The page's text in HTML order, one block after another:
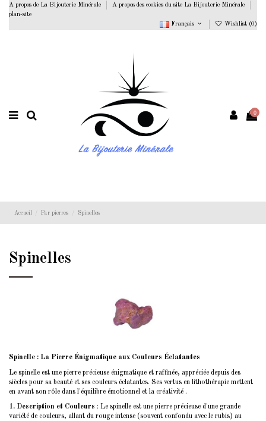
A propos de La Bijouterie Minérale
A propos des cookies du site La Bijouterie Minérale
plan-site
Français
Wishlist (0 )
0
Accueil Par pierres Spinelles
Spinelles
Spinelle : La Pierre Énigmatique aux Couleurs Éclatantes
Le spinelle est une pierre précieuse énigmatique et raffinée, appréciée depuis des
siècles pour sa beauté et ses couleurs éclatantes. Ses vertus en lithothérapie mettent
en avant son rôle dans l'équilibre émotionnel et la créativité .
1. Description et Couleurs : Le spinelle est une pierre précieuse d'une grande
variété de couleurs, allant du rouge intense (souvent confondu avec le rubis) au